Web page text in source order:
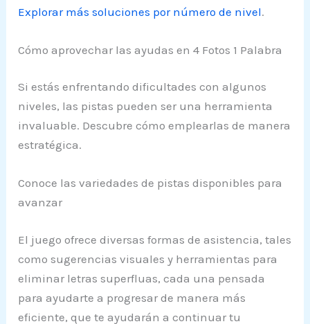
Explorar más soluciones por número de nivel.
Cómo aprovechar las ayudas en 4 Fotos 1 Palabra
Si estás enfrentando dificultades con algunos
niveles, las pistas pueden ser una herramienta
invaluable. Descubre cómo emplearlas de manera
estratégica.
Conoce las variedades de pistas disponibles para
avanzar
El juego ofrece diversas formas de asistencia, tales
como sugerencias visuales y herramientas para
eliminar letras superfluas, cada una pensada
para ayudarte a progresar de manera más
eficiente, que te ayudarán a continuar tu